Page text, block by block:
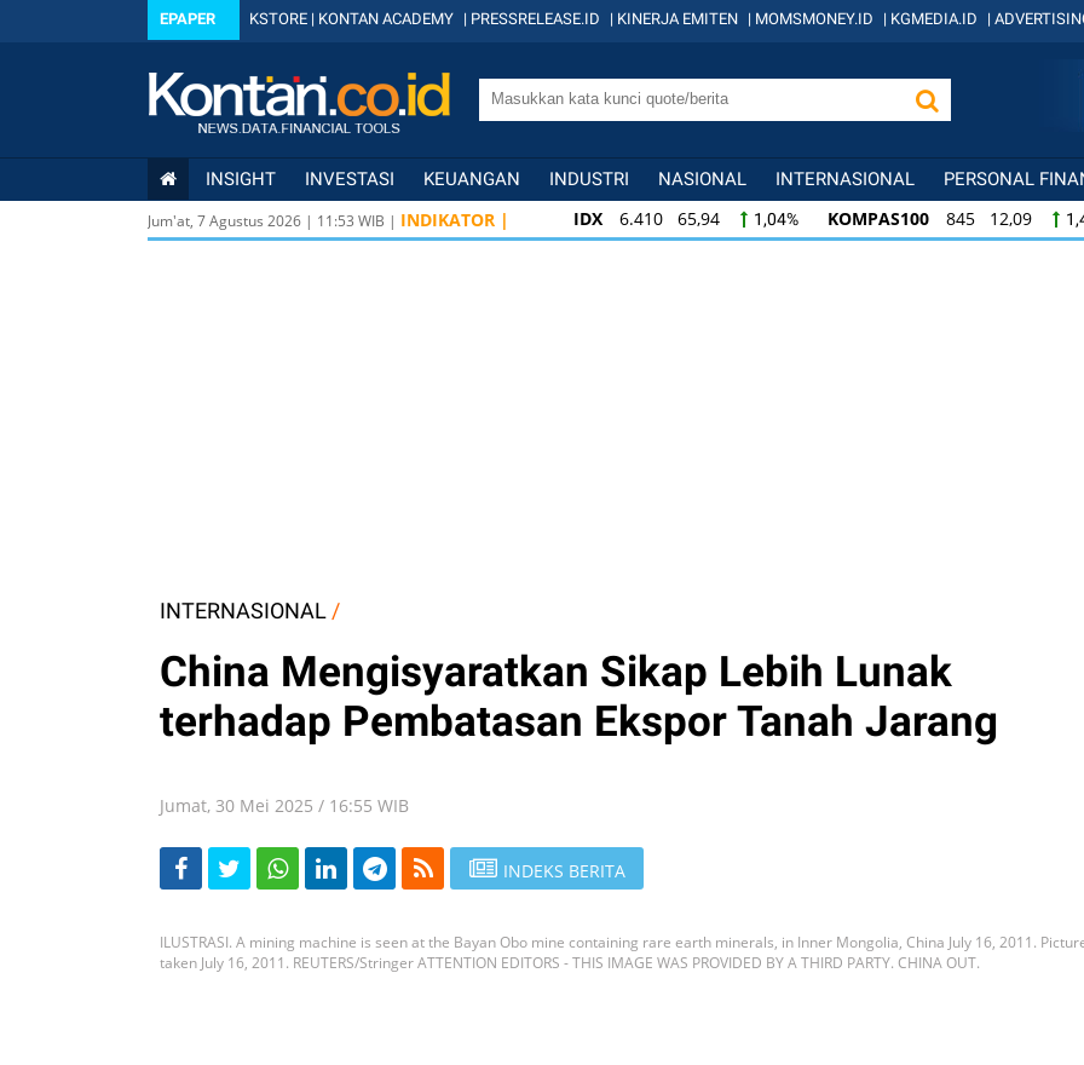
EPAPER KSTORE | KONTAN ACADEMY | PRESSRELEASE.ID | KINERJA EMITEN | MOMSMONEY.ID | KGMEDIA.ID |
INSIGHT INVESTASI KEUANGAN INDUSTRI NASIONAL INTERNASIONAL PERSONAL
Jum'at, 7 Agustus 2026 | 11:53 WIB | INDIKATOR | IDX 6.410 65,94 1,04% KOMPAS100 845 12,09
KOMPAS100
845 12,09 1,45% LQ45 640 9,44
INTERNASIONAL /
China Mengisyaratkan Sikap Lebih Lunak
terhadap Pembatasan Ekspor Tanah Jarang
Jumat, 30 Mei 2025 / 16:55 WIB
INDEKS BERITA
ILUSTRASI. A mining machine is seen at the Bayan Obo mine containing rare earth minerals, in Inner Mongolia, China July 16, 2011.
taken July 16, 2011. REUTERS/Stringer ATTENTION EDITORS - THIS IMAGE WAS PROVIDED BY A THIRD PARTY. CHINA OUT.